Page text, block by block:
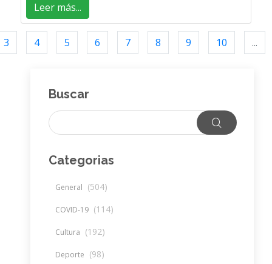
Leer más...
3 4 5 6 7 8 9 10 ...
Buscar
Categorias
General (504)
COVID-19 (114)
Cultura (192)
Deporte (98)